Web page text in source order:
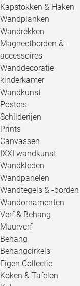
Kapstokken & Haken
Wandplanken
Wandrekken
Magneetborden & -
accessoires
Wanddecoratie
kinderkamer
Wandkunst
Posters
Schilderijen
Prints
Canvassen
IXXI wandkunst
Wandkleden
Wandpanelen
Wandtegels & -borden
Wandornamenten
Verf & Behang
Muurverf
Behang
Behangcirkels
Eigen Collectie
Koken & Tafelen